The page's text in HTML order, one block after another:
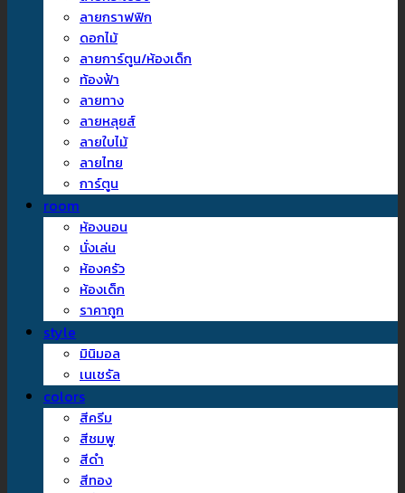
ลายกราฟฟิก
ดอกไม้
ลายการ์ตูน/ห้องเด็ก
ท้องฟ้า
ลายทาง
ลายหลุยส์
ลายใบไม้
ลายไทย
การ์ตูน
room
ห้องนอน
นั่งเล่น
ห้องครัว
ห้องเด็ก
ราคาถูก
style
มินิมอล
เนเชรัล
colors
สีครีม
สีชมพู
สีดำ
สีทอง